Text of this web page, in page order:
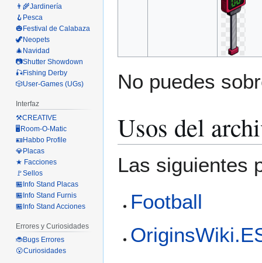
No puedes
Usos del
Las siguientes
Football
👨‍🌾Jardinería
🪝Pesca
🎃Festival de Calabaza
🦖Neopets
🎄Navidad
📷Shutter Showdown
🎣Fishing Derby
🎲User-Games (UGs)
Interfaz
⚒️CREATIVE
🖥️Room-O-Matic
🪪Habbo Profile
💎Placas
★ Facciones
🚩Sellos
🏪Info Stand Placas
🏪Info Stand Furnis
🏪Info Stand Acciones
Errores y Curiosidades
🐞Bugs Errores
😮Curiosidades